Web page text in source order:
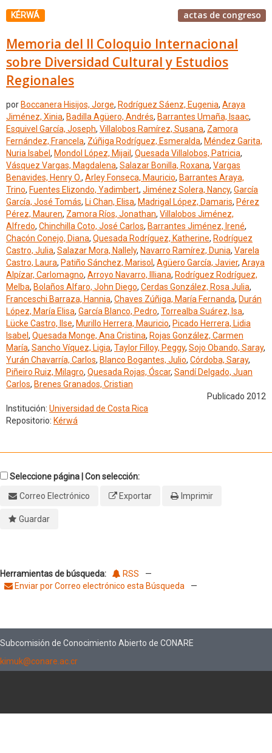
KÉRWÁ actas de congreso
Memoria del II Coloquio Internacional
sobre Diversidad Cultural y Estudios
Regionales
por Boccanera Hisijos, Jorge, Rodríguez Sáenz, Eugenia, Araya
Jiménez, Xinia, Badilla Agüero, Andrés, Barrantes Umaña, Isaac,
Esquivel García, Joseph, Villalobos Ramírez, Susana, Zamora
Fernández, Francela, Zúñiga Rodríguez, Esmeralda, Méndez Garita,
Nuria Isabel , Mondol López, Mijail , Quesada Villalobos, Patricia,
Vásquez Vargas, Magdalena, Salazar Bonilla, Roxana, Vargas
Benavides, Henry O., Arley Fonseca, Mauricio, Barrantes Araya,
Trino, Fuentes Elizondo, Yadimbert, Jiménez Solera, Nancy, García
García, José Tomás, Li Chan, Elisa, Madrigal López, Damaris, Pérez
Pérez, Mauren, Zamora Ríos, Jonathan, Villalobos Jiménez,
Alfredo, Chinchilla Coto, José Carlos, Barrantes Jiménez, Irené,
Chacón Conejo, Diana, Quesada Rodríguez, Katherine, Rodríguez
Castro, Julia, Salazar Mora, Nallely, Navarro Ramírez, Dunia, Varela
Castro, Laura, Patiño Sánchez, Marisol , Agüero García, Javier, Araya
Alpízar, Carlomagno, Arroyo Navarro, Illiana, Rodríguez Rodríguez,
Melba, Bolaños Alfaro, John Diego, Cerdas González, Rosa Julia,
Franceschi Barraza, Hannia, Chaves Zúñiga, María Fernanda, Durán
López, María Elisa, García Blanco, Pedro, Torrealba Suárez, Isa,
Lücke Castro, Ilse, Murillo Herrera, Mauricio, Picado Herrera, Lidia
Isabel , Quesada Monge, Ana Cristina, Rojas González, Carmen
María, Sancho Víquez, Ligia, Taylor Filloy, Peggy, Sojo Obando, Saray,
Yurán Chavarría, Carlos, Blanco Bogantes, Julio, Córdoba, Saray,
Piñeiro Ruiz, Milagro, Quesada Rojas, Óscar, Sandí Delgado, Juan
Carlos, Brenes Granados, Cristian
Publicado 2012
Institución: Universidad de Costa Rica
Repositorio: Kérwá
Seleccione página | Con selección:
Correo Electrónico
Exportar Imprimir
Guardar
Herramientas de búsqueda: RSS
—
Enviar por Correo electrónico esta Búsqueda
—
Subcomisión de Conocimiento Abierto de CONARE
kimuk@conare.ac.cr